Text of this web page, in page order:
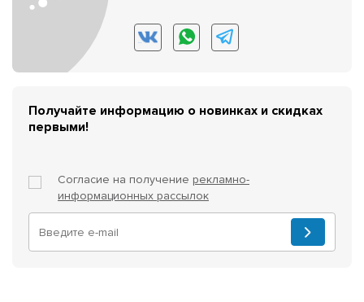
Получайте информацию о новинках и скидках
первыми!
Согласие на получение рекламно-
информационных рассылок